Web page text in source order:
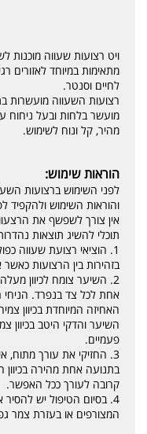
ויט רצועות שעווה מוכנות
מתאימות במיוחד לאזורים
לחיים וסנטר.
רצועות השעווה מועשרות
מועשר בלחות ובעל ניחוח
מהיר, קל ונוח לשימוש.
הוראות שימוש:
והוראות השימוש ולהקפיד
אין צורך לשפשף את
תוכלי להשיג תוצאות
1. הוציאי רצועת שעווה
בזהירות בין הרצועות
2. השיער צומח לכיוון
אחת לכל צד בנפרד.
האחיזה המיוחדת בכיוון
השיער והדקי היטב בכיוון
פעמיים.
3. החזיקי את עורך מתוח,
בתנועה אחת מהירה
קרובה לעורך ככל האפשר.
4. בסיום הטיפול יש
המצורפים או בעזרת צמר